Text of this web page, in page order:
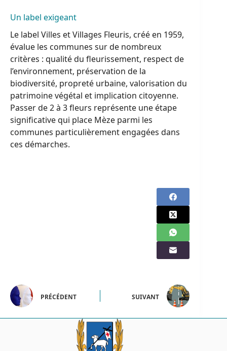
Un label exigeant
Le label Villes et Villages Fleuris, créé en 1959,
évalue les communes sur de nombreux
critères : qualité du fleurissement, respect de
l’environnement, préservation de la
biodiversité, propreté urbaine, valorisation du
patrimoine végétal et implication citoyenne.
Passer de 2 à 3 fleurs représente une étape
significative qui place Mèze parmi les
communes particulièrement engagées dans
ces démarches.
PRÉCÉDENT SUIVANT